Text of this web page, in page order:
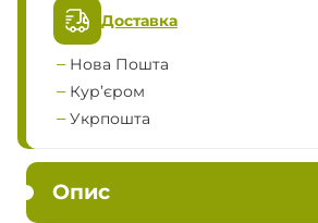
Доставка
Нова Пошта
Кур’єром
Укрпошта
Опис